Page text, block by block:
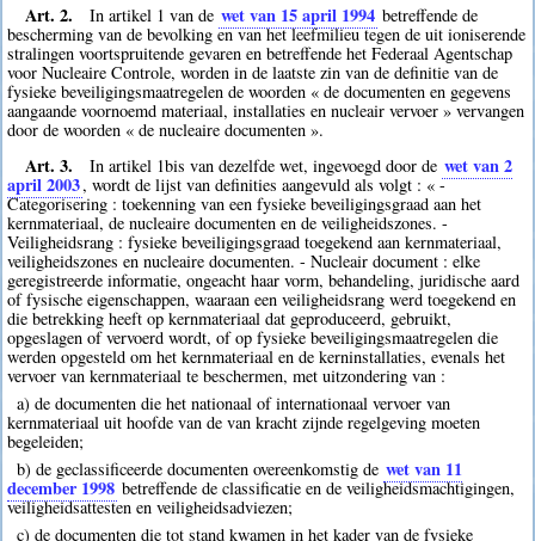
Art. 2. In artikel 1 van de wet van 15 april 1994 betreffende de
bescherming van de bevolking en van het leefmilieu tegen de uit ioniserende
stralingen voortspruitende gevaren en betreffende het Federaal Agentschap
voor Nucleaire Controle, worden in de laatste zin van de definitie van de
fysieke beveiligingsmaatregelen de woorden « de documenten en gegevens
aangaande voornoemd materiaal, installaties en nucleair vervoer » vervangen
door de woorden « de nucleaire documenten ».
Art. 3. In artikel 1bis van dezelfde wet, ingevoegd door de wet van 2
april 2003, wordt de lijst van definities aangevuld als volgt : « -
Categorisering : toekenning van een fysieke beveiligingsgraad aan het
kernmateriaal, de nucleaire documenten en de veiligheidszones. -
Veiligheidsrang : fysieke beveiligingsgraad toegekend aan kernmateriaal,
veiligheidszones en nucleaire documenten. - Nucleair document : elke
geregistreerde informatie, ongeacht haar vorm, behandeling, juridische aard
of fysische eigenschappen, waaraan een veiligheidsrang werd toegekend en
die betrekking heeft op kernmateriaal dat geproduceerd, gebruikt,
opgeslagen of vervoerd wordt, of op fysieke beveiligingsmaatregelen die
werden opgesteld om het kernmateriaal en de kerninstallaties, evenals het
vervoer van kernmateriaal te beschermen, met uitzondering van :
a) de documenten die het nationaal of internationaal vervoer van
kernmateriaal uit hoofde van de van kracht zijnde regelgeving moeten
begeleiden;
b) de geclassificeerde documenten overeenkomstig de wet van 11
december 1998 betreffende de classificatie en de veiligheidsmachtigingen,
veiligheidsattesten en veiligheidsadviezen;
c) de documenten die tot stand kwamen in het kader van de fysieke